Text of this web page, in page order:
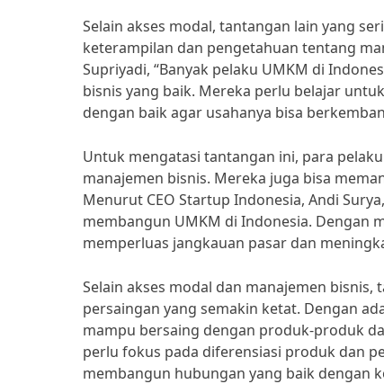
Selain akses modal, tantangan lain yang
keterampilan dan pengetahuan tentang
Supriyadi, “Banyak pelaku UMKM di
bisnis yang baik. Mereka perlu belajar
dengan baik agar usahanya bisa
Untuk mengatasi tantangan ini, para
manajemen bisnis. Mereka juga bisa
Menurut CEO Startup Indonesia, Andi
membangun UMKM di Indonesia. Dengan
memperluas jangkauan pasar dan
Selain akses modal dan manajemen
persaingan yang semakin ketat. Dengan
mampu bersaing dengan produk-produk
perlu fokus pada diferensiasi produk dan
membangun hubungan yang baik dengan